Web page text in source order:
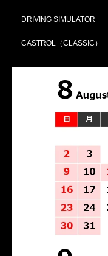
DRIVING SIMULATOR
CASTROL（CLASSIC）